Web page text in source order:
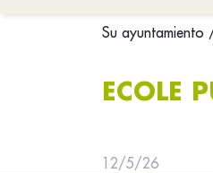
Su ayuntamiento
ECOLE
12/5/26